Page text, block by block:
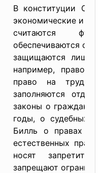
В конституции
экономические и
считаются
обеспечиваются
защищаются лишь
например, право
право на труд,
заполняются
законы о
годы, о судебных
Билль о правах
естественных прав.
носят
запрещают